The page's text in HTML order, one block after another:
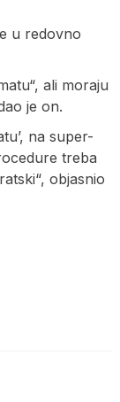
u redovno
ali moraju
je on.
na super-
treba
objasnio